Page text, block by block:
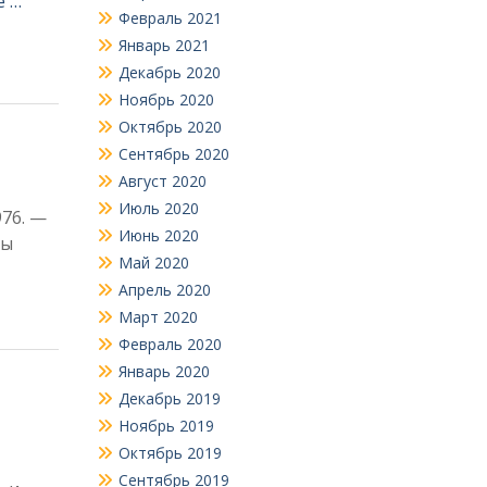
—
Февраль 2021
Январь 2021
Декабрь 2020
Ноябрь 2020
Октябрь 2020
Сентябрь 2020
Август 2020
Июль 2020
Июнь 2020
Май 2020
Апрель 2020
Март 2020
Февраль 2020
Январь 2020
Декабрь 2019
Ноябрь 2019
Октябрь 2019
Сентябрь 2019